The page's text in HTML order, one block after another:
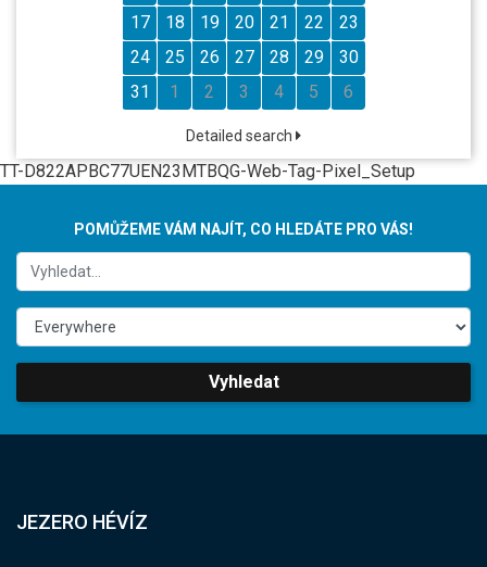
17
18 19 20 21 22
23
24
25 26 27 28 29
30
31
1 2 3 4 5 6
Detailed search
TT-D822APBC77UEN23MTBQG-Web-Tag-Pixel_Setup
POMŮŽEME VÁM NAJÍT, CO HLEDÁTE PRO VÁS!
Vyhledat
JEZERO HÉVÍZ